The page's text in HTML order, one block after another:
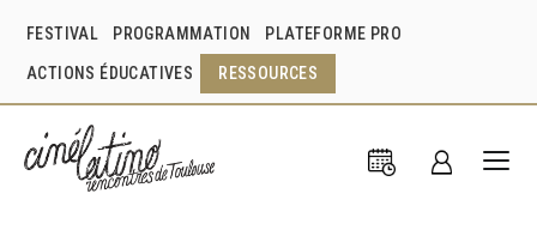
FESTIVAL PROGRAMMATION PLATEFORME PRO
ACTIONS ÉDUCATIVES RESSOURCES